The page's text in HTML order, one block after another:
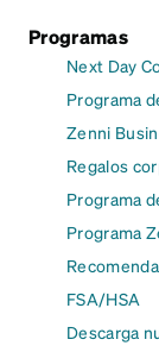
Programas
Next Day
Programa
Zenni
Regalos
Programa
Programa
FSA/HSA
Descarga